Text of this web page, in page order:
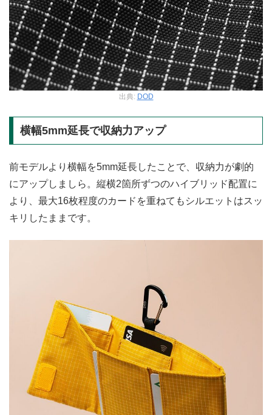
出典: DOD
横幅5mm延長で収納力アップ
前モデルより横幅を5mm延長したことで、収納力が劇的
にアップしましら。縦横2箇所ずつのハイブリッド配置に
より、最大16枚程度のカードを重ねてもシルエットはスッ
キリしたままです。